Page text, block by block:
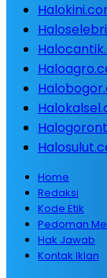
Home
Redaksi
Kode Etik
Pedoman
Hak Jawab
Kontak Iklan